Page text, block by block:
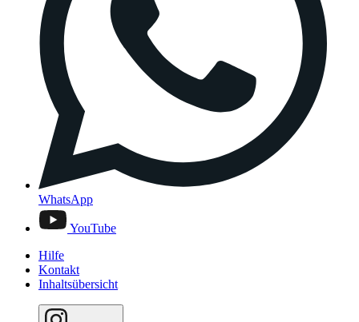
WhatsApp
YouTube
Hilfe
Kontakt
Inhaltsübersicht